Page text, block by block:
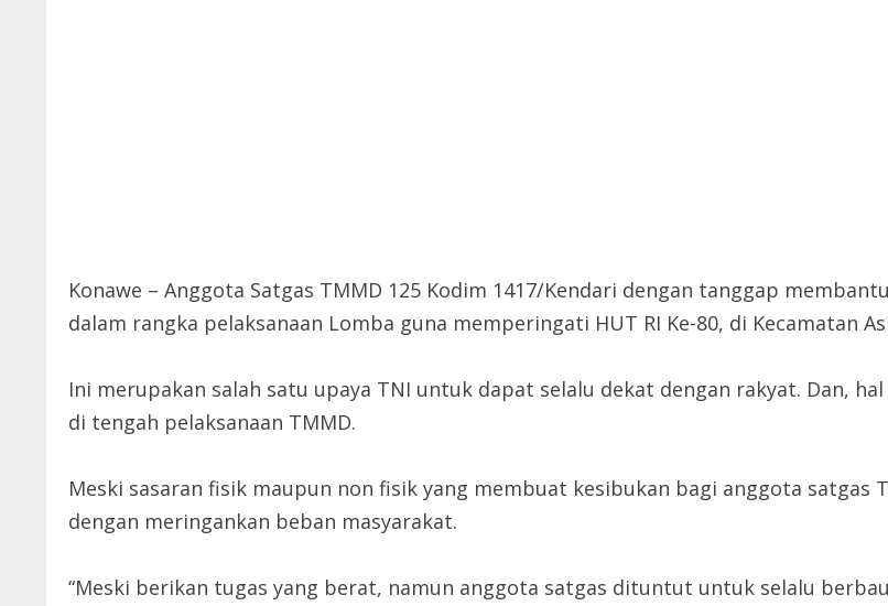
Konawe – Anggota Satgas TMMD 125 Kodim 1417/Kendari dengan tanggap
dalam rangka pelaksanaan Lomba guna memperingati HUT RI Ke-80, di Kecamatan
Ini merupakan salah satu upaya TNI untuk dapat selalu dekat dengan rakyat. Dan,
di tengah pelaksanaan TMMD.
Meski sasaran fisik maupun non fisik yang membuat kesibukan bagi anggota satgas
dengan meringankan beban masyarakat.
“Meski berikan tugas yang berat, namun anggota satgas dituntut untuk selalu